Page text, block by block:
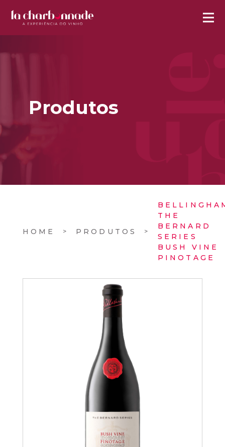
Produtos
HOME PRODUTOS
THE
BERNARD
SERIES
BUSH VINE
PINOTAGE